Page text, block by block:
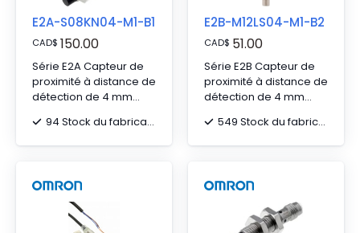
E2A-S08KN04-M1-B1
CAD$ 150.00
Série E2A Capteur de
proximité à distance de
détection de 4 mm
4 broches
94 Stock du fabricant
E2B-M12LS04-M1-B2
CAD$ 51.00
Série E2B Capteur de
proximité à distance de
détection de 4 mm
4 broches
549 Stock du fabricant